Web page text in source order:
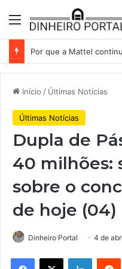
Menu
Início / Últimas Notícias
Últimas Notícias
Dupla de
40 milhões:
sobre o
de hoje (04)
Dinheiro Portal 4 de
Facebook
X Linkedin